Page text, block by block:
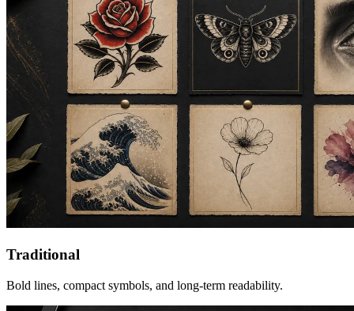
Traditional
Bold lines, compact symbols, and long-term readability.